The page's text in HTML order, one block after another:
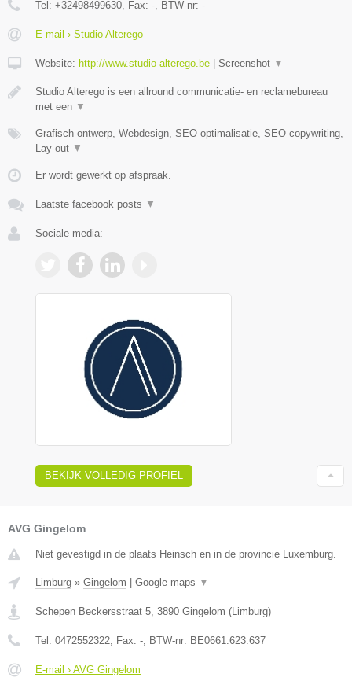
Tel: +32498499630, Fax: -, BTW-nr: -
E-mail › Studio Alterego
Website: http://www.studio-alterego.be Screenshot ▼
Studio Alterego is een allround communicatie- en reclamebureau
met een ▼
Grafisch ontwerp, Webdesign, SEO optimalisatie, SEO copywriting,
Lay-out ▼
Er wordt gewerkt op afspraak.
Laatste facebook posts ▼
Sociale media:
BEKIJK VOLLEDIG PROFIEL
AVG Gingelom
Niet gevestigd in de plaats Heinsch en in de provincie Luxemburg.
Limburg » Gingelom Google maps ▼
Schepen Beckersstraat 5 3890 Gingelom ( Limburg)
Tel: 0472552322 , Fax: - , BTW-nr: BE0661.623.637
E-mail › AVG Gingelom